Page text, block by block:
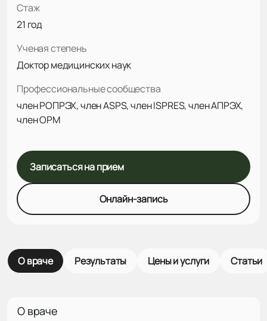
Стаж
21 год
Ученая степень
Доктор медицинских наук
Профессиональные сообщества
член РОПРЭХ, член ASPS, член ISPRES, член АПРЭХ,
член ОРМ
Записаться на прием
Онлайн-запись
О враче Результаты Цены и услуги Статьи
О враче